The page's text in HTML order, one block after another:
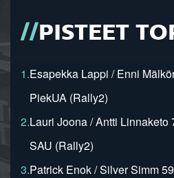
PISTEET
1.Esapekka Lappi / Enni
PiekUA (Rally2)
2.Lauri Joona / Antti Linnaketo
SAU (Rally2)
3.Patrick Enok / Silver Simm